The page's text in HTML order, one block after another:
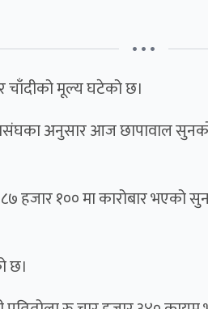
• • •
चाँदीको मूल्य घटेको छ।
अनुसार आज छापावाल
८७ हजार १०० मा कारोबार
छ।